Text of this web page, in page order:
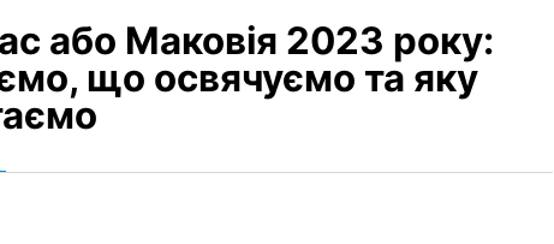
або Маковія 2023 року:
що освячуємо та яку